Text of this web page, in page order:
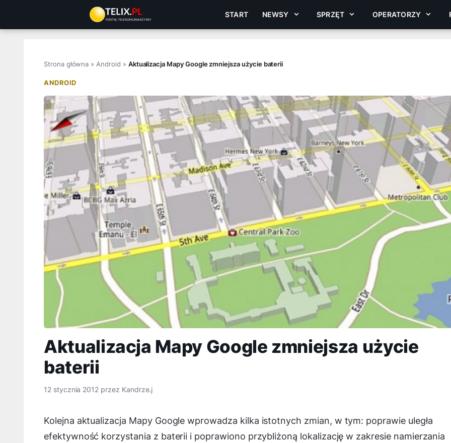
treści
START NEWSY SPRZĘT OPERATORZY
Strona główna » Android » Aktualizacja Mapy Google zmniejsza użycie baterii
ANDROID
Aktualizacja Mapy Google zmniejsza użycie
baterii
12 stycznia 2012 przez Kandrze.j
Kolejna aktualizacja Mapy Google wprowadza kilka istotnych zmian, w tym: poprawie uległa
efektywność korzystania z baterii i poprawiono przybliżoną lokalizację w zakresie namierzania